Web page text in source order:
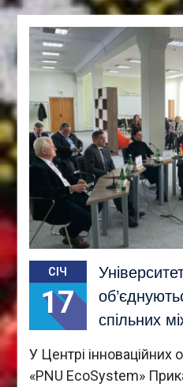
СІЧ
17
спільних
У Центрі інноваційних
«PNU EcoSystem»